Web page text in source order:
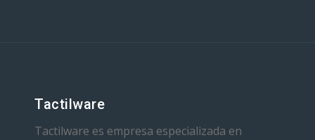
Tactilware
Tactilware es empresa especializada en